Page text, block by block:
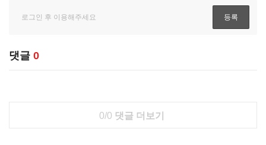
댓글 0
0/0 댓글 더보기